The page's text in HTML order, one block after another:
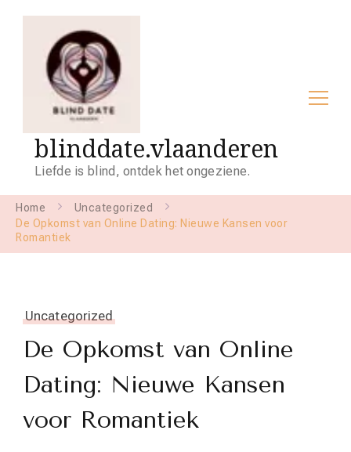
blinddate.vlaanderen
Liefde is blind, ontdek het ongeziene.
Home
Uncategorized
De Opkomst van Online Dating: Nieuwe Kansen voor
Romantiek
Uncategorized
De Opkomst van Online
Dating: Nieuwe Kansen
voor Romantiek